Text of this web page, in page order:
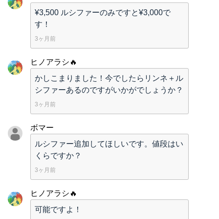
¥3,500 ルシファーのみですと¥3,000で
す！
3ヶ月前
ヒノアラシ🔥
かしこまりました！今でしたらリンネ＋ル
シファーあるのですがいかがでしょうか？
3ヶ月前
ボマー
ルシファー追加してほしいです。値段はい
くらですか？
3ヶ月前
ヒノアラシ🔥
可能ですよ！